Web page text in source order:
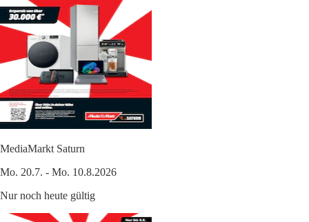
MediaMarkt Saturn
Mo. 20.7. - Mo. 10.8.2026
Nur noch heute gültig